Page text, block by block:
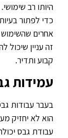
היותו רב
כדי לפתור
אחרים שהשימוש
זה עניין
קבוע ותדיר.
עמידות
בעבר עבודות
הוא לא יחזיק
עבודת גבס